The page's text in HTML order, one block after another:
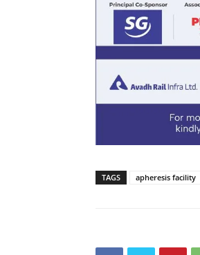
TAGS apheresis facility